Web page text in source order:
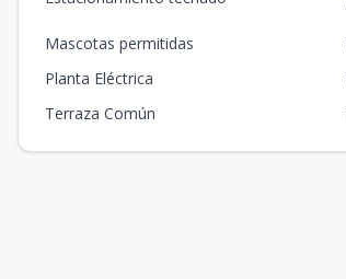
Mascotas permitidas
Planta Eléctrica
Terraza Común